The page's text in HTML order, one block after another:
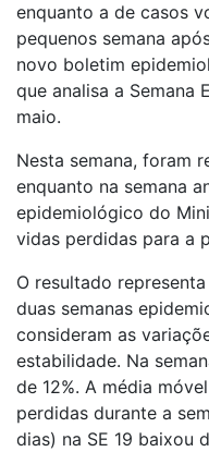
enquanto a de casos
pequenos semana
novo boletim
que analisa a Semana
maio.
Nesta semana, foram
enquanto na semana
epidemiológico do
vidas perdidas para a
O resultado
duas semanas
consideram as
estabilidade. Na
de 12%. A média
perdidas durante a
dias) na SE 19 baixou